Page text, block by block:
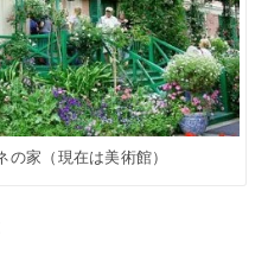
の家（現在は美術館）